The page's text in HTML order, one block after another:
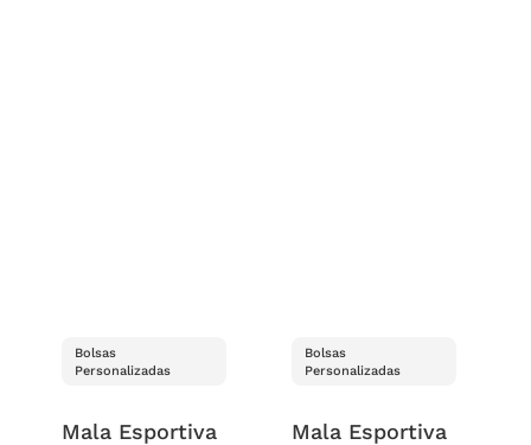
Bolsas
Personalizadas
Mala Esportiva
Bolsas
Personalizadas
Mala Esportiva